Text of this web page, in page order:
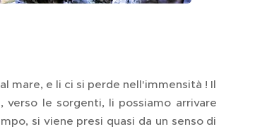
mare, e li ci si perde nell'immensità ! Il
le sorgenti, li possiamo arrivare
si viene presi quasi da un senso di